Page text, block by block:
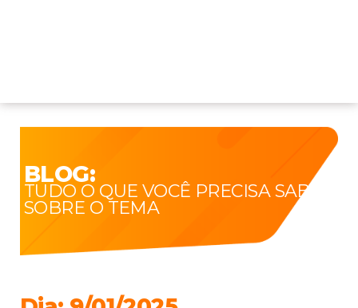
BLOG:
TUDO O QUE VOCÊ PRECISA SABER
SOBRE O TEMA